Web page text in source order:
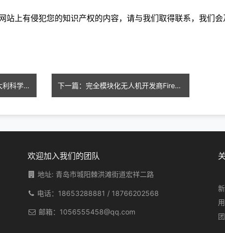
站上有侵犯您的知识产权的内容，请与我们取得联系，我们会
上一篇：空间建筑的未来：意大利科学家使用月壤进行3D打印 下一篇：完全模块化无人机开发商Firestorm Labs与美国空军签下1亿美元军火合同
欢迎加入我们的团队
地址: 青岛市城阳棘洪滩街道宏祥二路
电话： 18653288881 / 18766202568
邮箱： 1056555458@qq.com